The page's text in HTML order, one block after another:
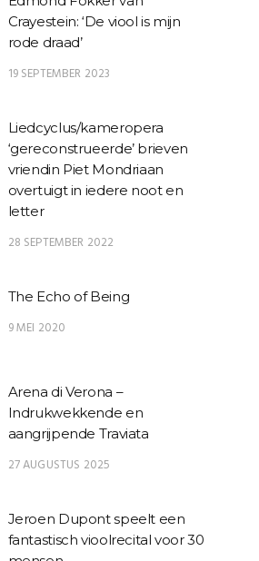
Crayestein: ‘De viool is mijn
rode draad’
19 SEPTEMBER 2023
Liedcyclus/kameropera
‘gereconstrueerde’ brieven
vriendin Piet Mondriaan
overtuigt in iedere noot en
letter
28 SEPTEMBER 2022
The Echo of Being
9 MEI 2020
Arena di Verona –
Indrukwekkende en
aangrijpende Traviata
27 AUGUSTUS 2025
Jeroen Dupont speelt een
fantastisch vioolrecital voor 30